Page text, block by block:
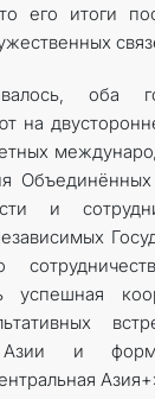
его итоги
оба
на
и
успешная
Азии и